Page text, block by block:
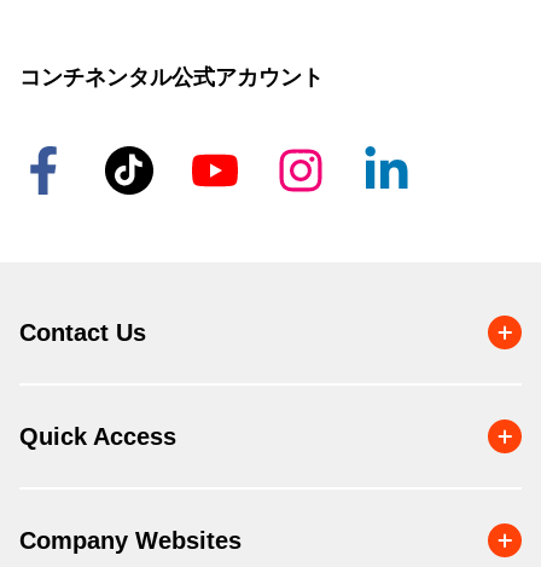
コンチネンタル公式アカウント
Contact Us
Quick Access
Company Websites